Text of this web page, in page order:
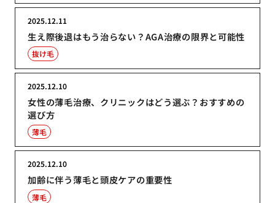
生え際後退はもう治らない？AGA治療の限界と可能性
2025.12.11
抜け毛
女性の薄毛治療、クリニックはどう選ぶ？おすすめの
選び方
2025.12.10
薄毛
加齢に伴う薄毛と頭皮ケアの重要性
2025.12.10
薄毛